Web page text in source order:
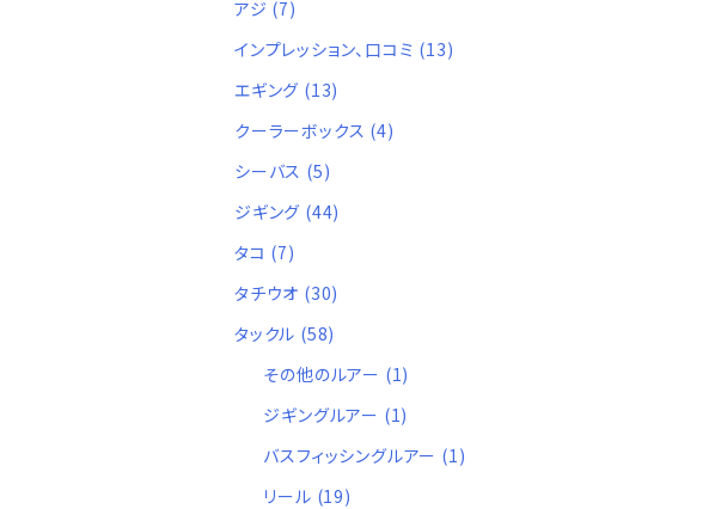
アジ (7)
インプレッション、口コミ (13)
エギング (13)
クーラーボックス (4)
シーバス (5)
ジギング (44)
タコ (7)
タチウオ (30)
タックル (58)
その他のルアー (1)
ジギングルアー (1)
バスフィッシングルアー (1)
リール (19)